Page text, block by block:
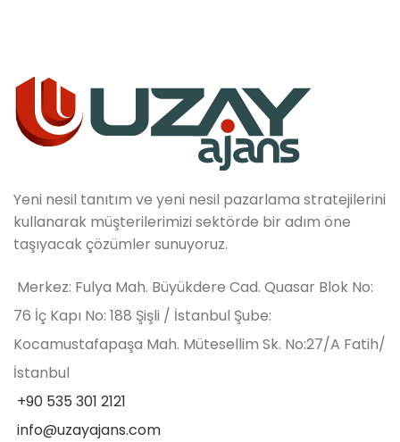
Yeni nesil tanıtım ve yeni nesil pazarlama stratejilerini
kullanarak müşterilerimizi sektörde bir adım öne
taşıyacak çözümler sunuyoruz.
Merkez: Fulya Mah. Büyükdere Cad. Quasar Blok No:
76 İç Kapı No: 188 Şişli / İstanbul Şube:
Kocamustafapaşa Mah. Mütesellim Sk. No:27/A Fatih/
İstanbul
+90 535 301 2121
info@uzayajans.com